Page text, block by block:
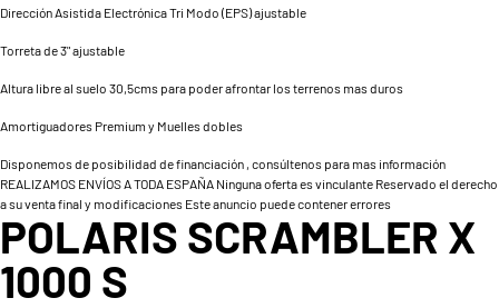
Dirección Asistida Electrónica Tri Modo (EPS) ajustable
Torreta de 3" ajustable
Altura libre al suelo 30,5cms para poder afrontar los terrenos mas duros
Amortiguadores Premium y Muelles dobles
Disponemos de posibilidad de financiación , consúltenos para mas información
REALIZAMOS ENVÍOS A TODA ESPAÑA Ninguna oferta es vinculante Reservado el derecho
a su venta final y modificaciones Este anuncio puede contener errores
POLARIS SCRAMBLER X
1000 S